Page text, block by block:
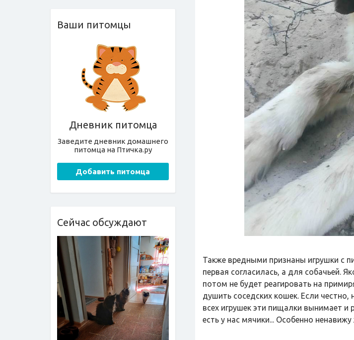
Ваши питомцы
Дневник питомца
Заведите дневник домашнего
питомца на Птичка.ру
Добавить питомца
Сейчас обсуждают
Также вредными признаны игрушки с
первая согласилась, а для собачьей.
потом не будет реагировать на
душить соседских кошек. Если честно,
всех игрушек эти пищалки вынимает
есть у нас мячики... Особенно